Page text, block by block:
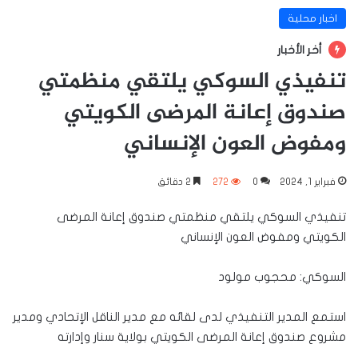
اخبار محلية
أخر الأخبار
تنفيذي السوكي يلتقي منظمتي
صندوق إعانة المرضى الكويتي
ومفوض العون الإنساني
فبراير 1, 2024 0
272
تنفيذي السوكي يلتقي منظمتي صندوق إعانة المرضى
الكويتي ومفوض العون الإنساني
السوكي: محجوب مولود
استمع المدير التنفيذي لدى لقائه مع مدير الناقل الإتحادي ومدير
مشروع صندوق إعانة المرضى الكويتي بولاية سنار وإدارته